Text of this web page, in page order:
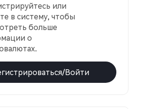
или
в систему, чтобы
больше
о
Войти